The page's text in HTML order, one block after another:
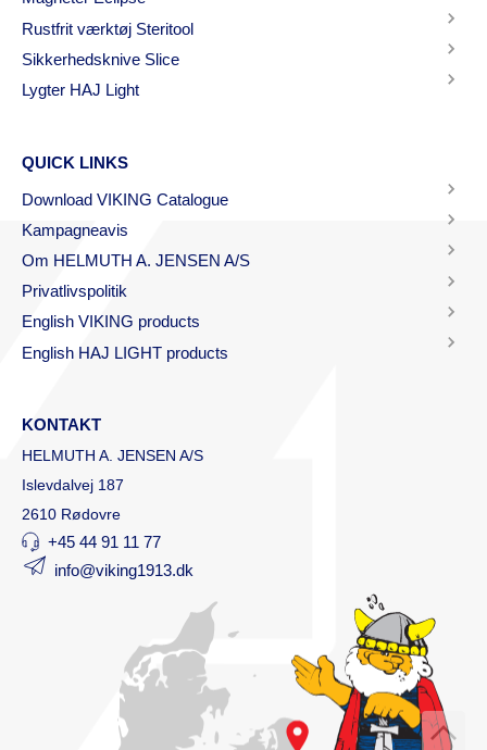
Rustfrit værktøj Steritool
Sikkerhedsknive Slice
Lygter HAJ Light
QUICK LINKS
Download VIKING Catalogue
Kampagneavis
Om HELMUTH A. JENSEN A/S
Privatlivspolitik
English VIKING products
English HAJ LIGHT products
KONTAKT
HELMUTH A. JENSEN A/S
Islevdalvej 187
2610 Rødovre
+45 44 91 11 77
info@viking1913.dk